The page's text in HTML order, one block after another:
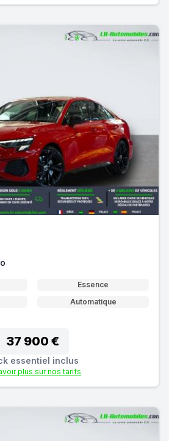
Essence
Automatique
37 900 €
essentiel inclus
plus sur nos tarifs